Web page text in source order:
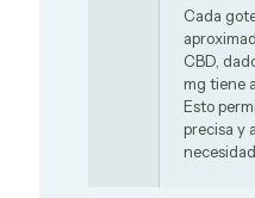
Cada
CBD,
mg tiene
Esto
precisa y